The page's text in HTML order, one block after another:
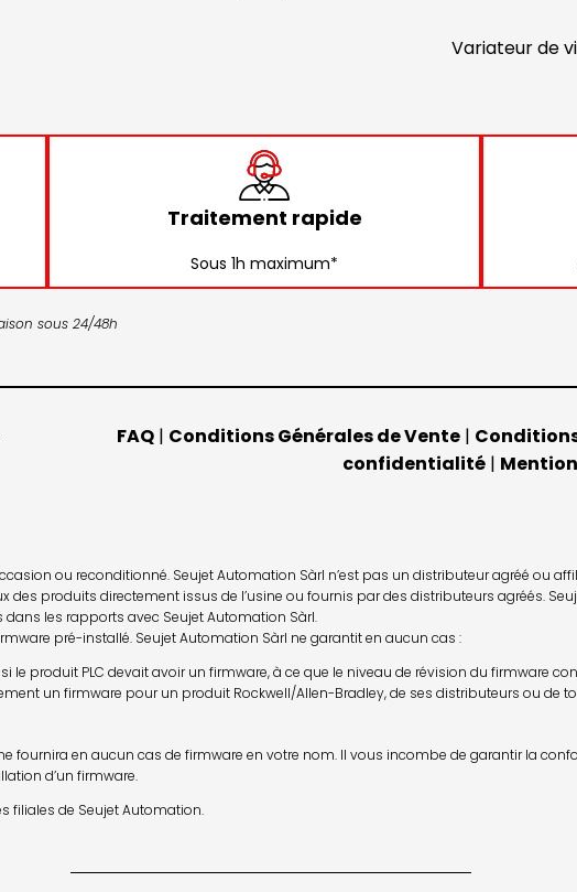
Variateur de
Traitement rapide
Sous 1h maximum*
sous 24/48h
FAQ | Conditions Générales de Vente |
confidentialité |
ou reconditionné. Seujet Automation Sàrl n’est pas un distributeur agréé ou
produits directement issus de l’usine ou fournis par des distributeurs agréés.
les rapports avec Seujet Automation Sàrl.
pré-installé. Seujet Automation Sàrl ne garantit en aucun cas :
le produit PLC devait avoir un firmware, à ce que le niveau de révision du firmware
un firmware pour un produit Rockwell/Allen-Bradley, de ses distributeurs ou de
fournira en aucun cas de firmware en votre nom. Il vous incombe de garantir la
d’un firmware.
filiales de Seujet Automation.